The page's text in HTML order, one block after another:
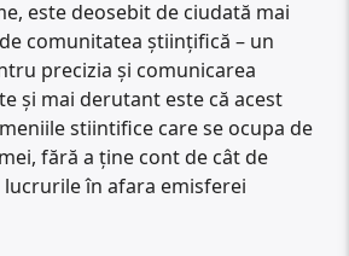
este deosebit de ciudată mai
comunitatea științifică – un
precizia și comunicarea
și mai derutant este că acest
stiintifice care se ocupa de
fără a ține cont de cât de
în afara emisferei